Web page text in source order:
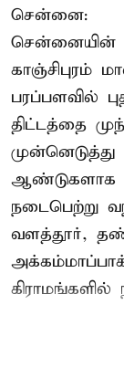
சென்னை:
சென்னையின்
காஞ்சிபுரம்
பரப்பளவில்
திட்டத்தை
ஆண்டுகளாக
நடைபெற்று
வளத்தூர்,